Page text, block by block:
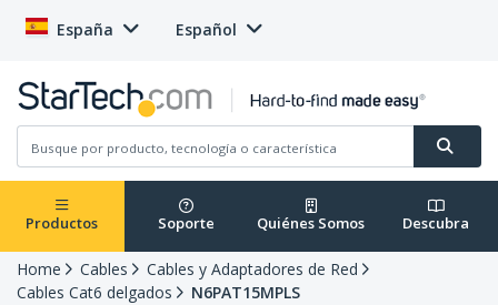
España Español
Productos Soporte Quiénes Somos Descubra
Home Cables
Cables y Adaptadores de Red
Cables Cat6 delgados
N6PAT15MPLS